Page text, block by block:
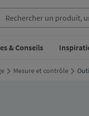
& Conseils
Mesure et contrôle